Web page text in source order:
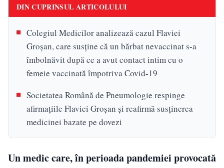
DIN CUPRINSUL ARTICOLULUI
Colegiul Medicilor analizează cazul Flaviei
Groșan, care susține că un bărbat nevaccinat s-a
îmbolnăvit după ce a avut contact intim cu o
femeie vaccinată împotriva Covid-19
Societatea Română de Pneumologie respinge
afirmațiile Flaviei Groșan și reafirmă susținerea
medicinei bazate pe dovezi
Un medic care, în perioada pandemiei provocată